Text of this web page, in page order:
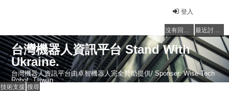
登入
沒有回覆的主題 最近討論的主題
台灣機器人資訊平台 Stand With
Ukraine.
台灣機器人資訊平台由卓智機器人完全贊助提供/ Sponser: Wise-Tech
Robot, Taiwan
技術支援 搜尋